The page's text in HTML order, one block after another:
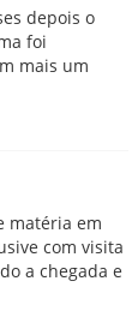
depois o
foi
mais um
matéria em
com visita
a chegada e